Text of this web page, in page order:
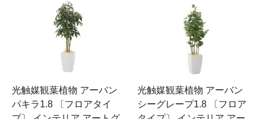
光触媒観葉植物 アーバン
パキラ1.8 〔フロアタイ
光触媒観葉植物 アーバン
シーグレープ1.8 〔フロア